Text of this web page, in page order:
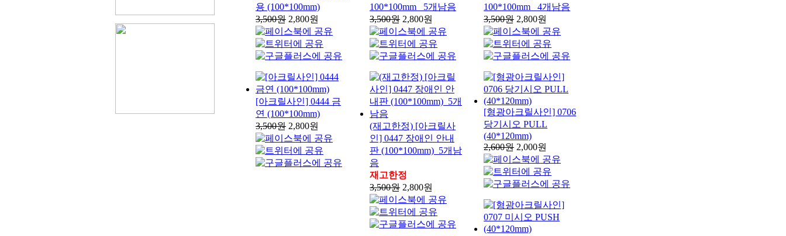
용 (100*100mm)
3,500원 2,800원
100*100mm _5개남음
3,500원 2,800원
100*100mm _4개남음
3,500원 2,800원
[아크릴사인] 0444 금
연 (100*100mm)
3,500원 2,800원
(재고한정) [아크릴사
인] 0447 장애인 안내
판 (100*100mm)_5개남
음
재고한정
3,500원 2,800원
[형광아크릴사인] 0706
당기시오 PULL
(40*120mm)
2,600원 2,000원